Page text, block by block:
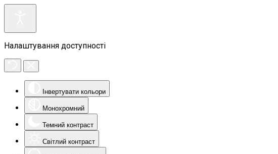
Налаштування доступності
Інвертувати кольори
Монохромний
Темний контраст
Світлий контраст